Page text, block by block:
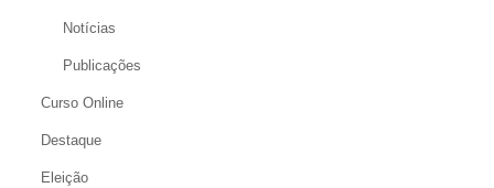
Notícias
Publicações
Curso Online
Destaque
Eleição